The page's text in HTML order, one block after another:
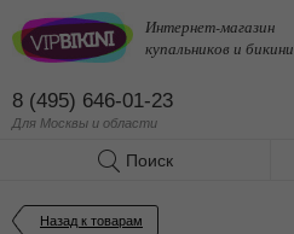
Интернет-магазин
купальников и бикини
8 (495) 646-01-23
Для Москвы и области
Поиск
Назад к товарам